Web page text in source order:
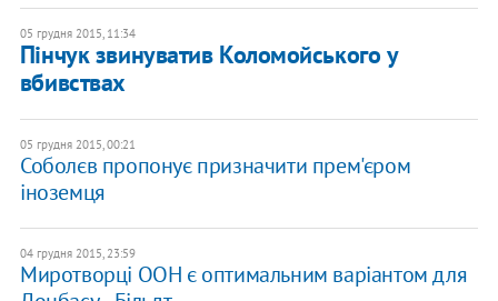
05 грудня 2015, 11:34
Пінчук звинуватив Коломойського у
вбивствах
05 грудня 2015, 00:21
Соболєв пропонує призначити прем'єром
іноземця
04 грудня 2015, 23:59
Миротворці ООН є оптимальним варіантом для